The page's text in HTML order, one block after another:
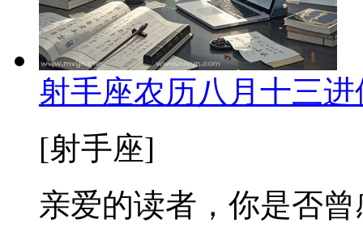
射手座农历八月十三
[射手座]
亲爱的读者，你是否